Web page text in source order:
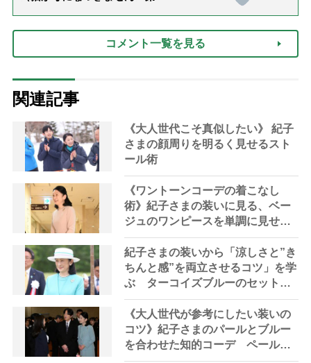
コメント一覧を見る
関連記事
《大人世代こそ真似したい》 紀子
さまの顔周りを明るく見せるスト
ール術
《ワントーンコーデの着こなし
術》紀子さまの装いに見る、ベー
ジュのワンピースを単調に見せな
い工夫
紀子さまの装いから「涼しさと”き
ちんと感”を両立させるコツ」を学
ぶ ターコイズブルーのセットア
ップで初夏に映える“上品な抜け
感”
《大人世代が参考にしたい装いの
コツ》紀子さまのパールとブルー
を合わせた知的コーデ ペールカ
ラーは肌を明るく見せるのに最